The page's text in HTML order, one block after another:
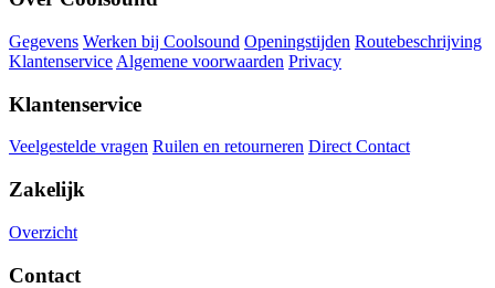
Gegevens Werken bij Coolsound Openingstijden Routebeschrijving
Klantenservice Algemene voorwaarden Privacy
Klantenservice
Veelgestelde vragen Ruilen en retourneren Direct Contact
Zakelijk
Overzicht
Contact